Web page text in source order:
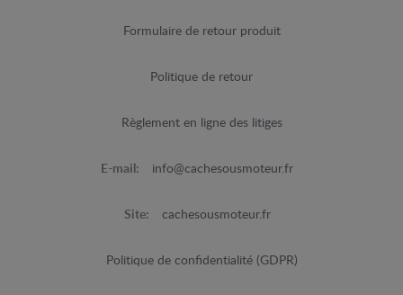
Formulaire de retour produit
Politique de retour
Règlement en ligne des litiges
E-mail: info@cachesousmoteur.fr
Site: cachesousmoteur.fr
Politique de confidentialité (GDPR)